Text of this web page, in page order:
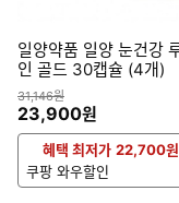
일양약품 일양 눈건강 루테
인 골드 30캡슐 (4개)
상품금액
31,146원
할인금액
23,900원
혜택 최저가 22,700원
쿠팡 와우할인